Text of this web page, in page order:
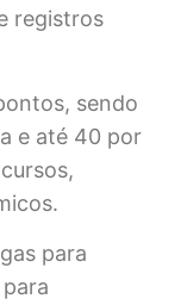
registros
sendo
e até 40 por
para